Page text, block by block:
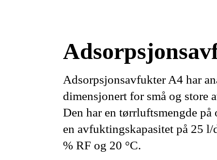
Adsorpsjonsavfukter A4 har
dimensjonert for små og store
Den har en tørrluftsmengde
en avfuktingskapasitet på 25 l/
% RF og 20 °C.